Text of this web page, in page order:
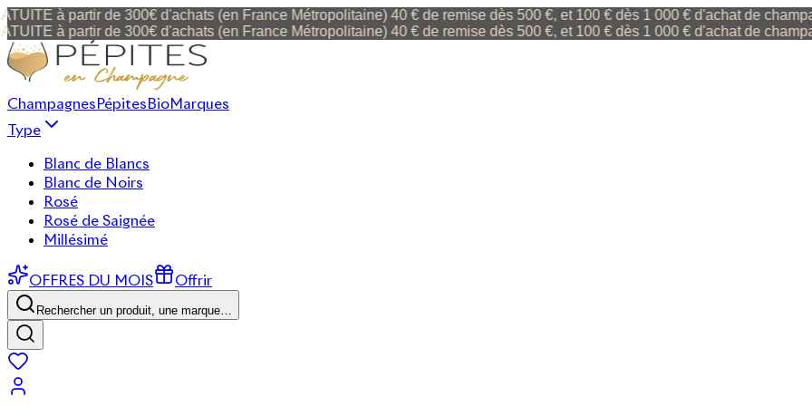
à partir de 300€ d'achats (en France Métropolitaine) 40 € de remise dès 500 €, et 100 € dès 1 000 € d'achat de
à partir de 300€ d'achats (en France Métropolitaine) 40 € de remise dès 500 €, et 100 € dès 1 000 € d'achat de
ChampagnesPépitesBioMarques
Type
Blanc de Blancs
Blanc de Noirs
Rosé
Rosé de Saignée
Millésimé
OFFRES DU MOIS Offrir
Rechercher un produit, une marque…